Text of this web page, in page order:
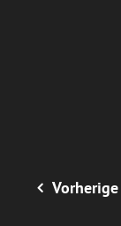
Vorherige